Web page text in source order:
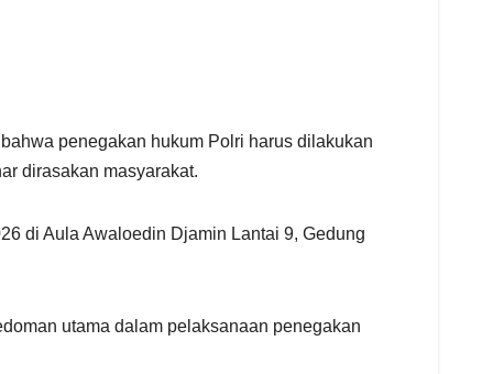
penegakan hukum Polri harus dilakukan
dirasakan masyarakat.
di Aula Awaloedin Djamin Lantai 9, Gedung
utama dalam pelaksanaan penegakan